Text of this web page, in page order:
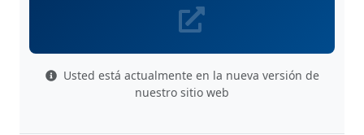
Usted está actualmente en la nueva versión de
nuestro sitio web